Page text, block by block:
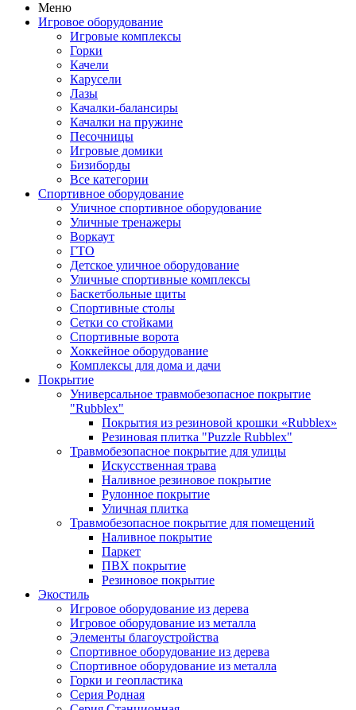
Меню
Игровое оборудование
Игровые комплексы
Горки
Качели
Карусели
Лазы
Качалки-балансиры
Качалки на пружине
Песочницы
Игровые домики
Бизиборды
Все категории
Спортивное оборудование
Уличное спортивное оборудование
Уличные тренажеры
Воркаут
ГТО
Детское уличное оборудование
Уличные спортивные комплексы
Баскетбольные щиты
Спортивные столы
Сетки со стойками
Спортивные ворота
Хоккейное оборудование
Комплексы для дома и дачи
Покрытие
Универсальное травмобезопасное покрытие
"Rubblex"
Покрытия из резиновой крошки «Rubblex»
Резиновая плитка "Puzzle Rubblex"
Травмобезопасное покрытие для улицы
Искусственная трава
Наливное резиновое покрытие
Рулонное покрытие
Уличная плитка
Травмобезопасное покрытие для помещений
Наливное покрытие
Паркет
ПВХ покрытие
Резиновое покрытие
Экостиль
Игровое оборудование из дерева
Игровое оборудование из металла
Элементы благоустройства
Спортивное оборудование из дерева
Спортивное оборудование из металла
Горки и геопластика
Серия Родная